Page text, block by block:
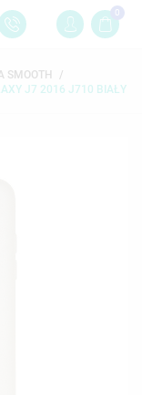
0
SMOOTH
J7 2016 J710 BIAŁY